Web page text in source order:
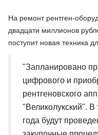
На ремонт рентген-
двадцати миллионов
поступит новая техника
"Запланировано
цифрового и
рентгеновского
"Великолукский". В
года будут